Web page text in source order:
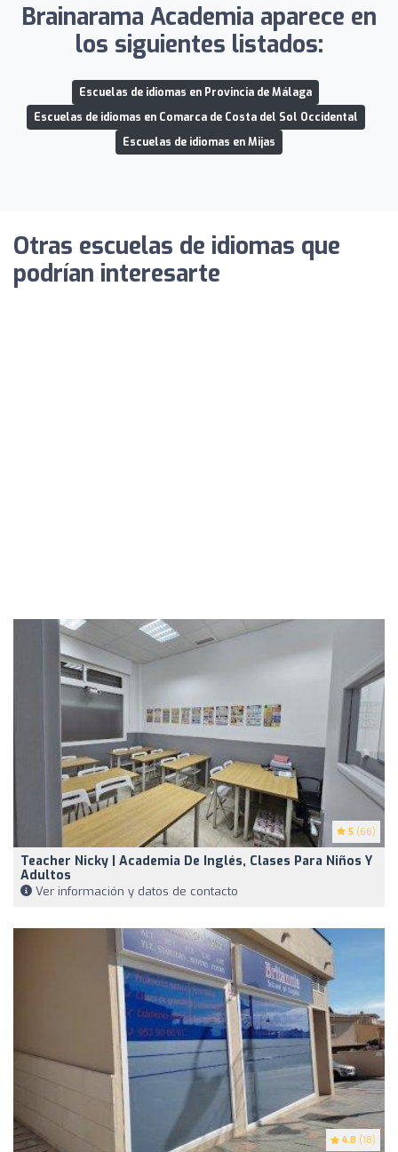
Brainarama Academia aparece en
los siguientes listados:
Escuelas de idiomas en Provincia de Málaga
Escuelas de idiomas en Comarca de Costa del Sol Occidental
Escuelas de idiomas en Mijas
Otras escuelas de idiomas que
podrían interesarte
5 (66)
Teacher Nicky | Academia De Inglés, Clases Para Niños Y
Adultos
Ver información y datos de contacto
4.8 (18)